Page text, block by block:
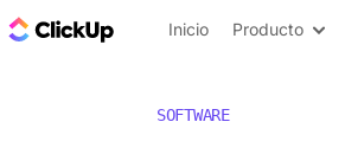
ClickUp Blog
Inicio Producto
SOFTWARE